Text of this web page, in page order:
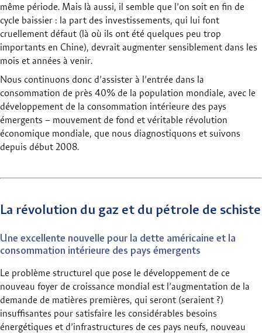
même période. Mais là aussi, il semble que l’on soit en fin de
cycle baissier : la part des investissements, qui lui font
cruellement défaut (là où ils ont été quelques peu trop
importants en Chine), devrait augmenter sensiblement dans les
mois et années à venir.
Nous continuons donc d’assister à l’entrée dans la
consommation de près 40% de la population mondiale, avec le
développement de la consommation intérieure des pays
émergents – mouvement de fond et véritable révolution
économique mondiale, que nous diagnostiquons et suivons
depuis début 2008.
La révolution du gaz et du pétrole de schiste
Une excellente nouvelle pour la dette américaine et la
consommation intérieure des pays émergents
Le problème structurel que pose le développement de ce
nouveau foyer de croissance mondial est l’augmentation de la
demande de matières premières, qui seront (seraient ?)
insuffisantes pour satisfaire les considérables besoins
énergétiques et d’infrastructures de ces pays neufs, nouveau